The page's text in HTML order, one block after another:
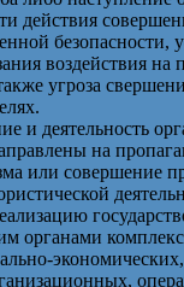
действия
безопасности,
воздействия
угроза
и деятельность
на
или совершение
органами